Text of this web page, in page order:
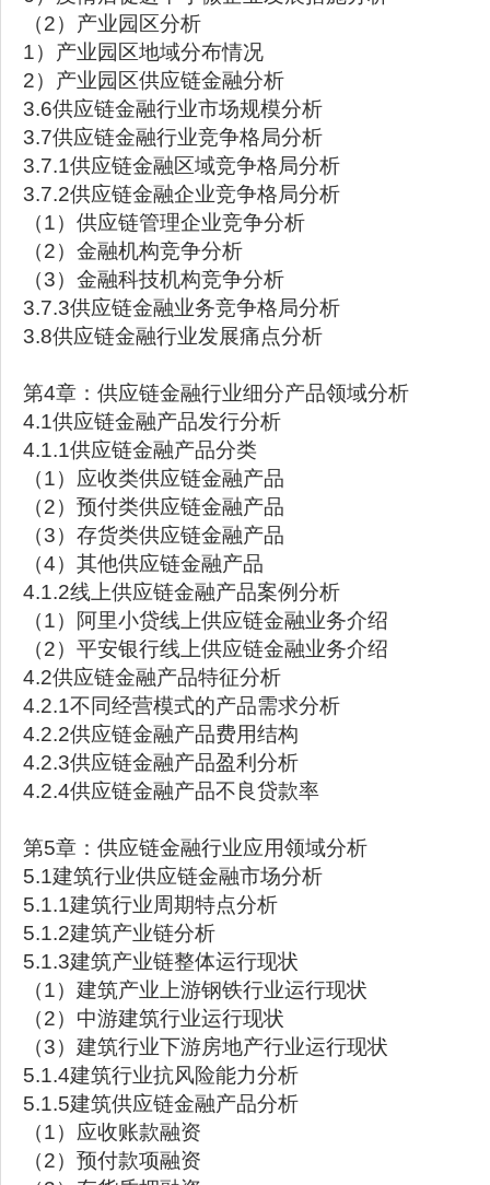
（2）产业园区分析
1）产业园区地域分布情况
2）产业园区供应链金融分析
3.6供应链金融行业市场规模分析
3.7供应链金融行业竞争格局分析
3.7.1供应链金融区域竞争格局分析
3.7.2供应链金融企业竞争格局分析
（1）供应链管理企业竞争分析
（2）金融机构竞争分析
（3）金融科技机构竞争分析
3.7.3供应链金融业务竞争格局分析
3.8供应链金融行业发展痛点分析
第4章：供应链金融行业细分产品领域分析
4.1供应链金融产品发行分析
4.1.1供应链金融产品分类
（1）应收类供应链金融产品
（2）预付类供应链金融产品
（3）存货类供应链金融产品
（4）其他供应链金融产品
4.1.2线上供应链金融产品案例分析
（1）阿里小贷线上供应链金融业务介绍
（2）平安银行线上供应链金融业务介绍
4.2供应链金融产品特征分析
4.2.1不同经营模式的产品需求分析
4.2.2供应链金融产品费用结构
4.2.3供应链金融产品盈利分析
4.2.4供应链金融产品不良贷款率
第5章：供应链金融行业应用领域分析
5.1建筑行业供应链金融市场分析
5.1.1建筑行业周期特点分析
5.1.2建筑产业链分析
5.1.3建筑产业链整体运行现状
（1）建筑产业上游钢铁行业运行现状
（2）中游建筑行业运行现状
（3）建筑行业下游房地产行业运行现状
5.1.4建筑行业抗风险能力分析
5.1.5建筑供应链金融产品分析
（1）应收账款融资
（2）预付款项融资